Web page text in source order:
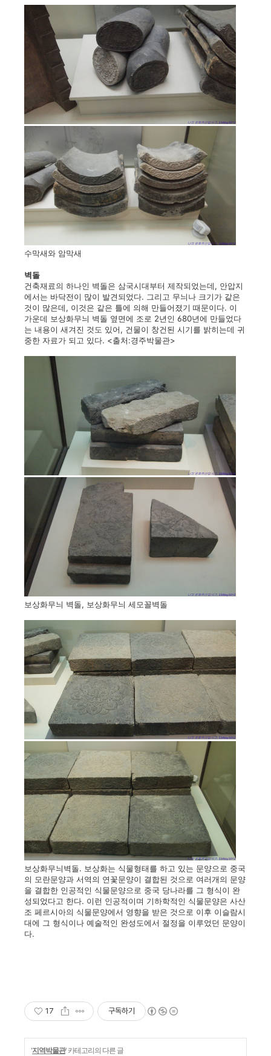
수막새와 암막새
벽돌
건축재료의 하나인 벽돌은 삼국시대부터 제작되었는데, 안압지
에서는 바닥전이 많이 발견되었다. 그리고 무늬나 크기가 같은
것이 많은데, 이것은 같은 틀에 의해 만들어졌기 때문이다. 이
가운데 보상화무늬 벽돌 옆면에 조로 2년인 680년에 만들었다
는 내용이 새겨진 것도 있어, 건물이 창건된 시기를 밝히는데 귀
중한 자료가 되고 있다. <출처:경주박물관>
보상화무늬 벽돌, 보상화무늬 세모꼴벽돌
보상화무늬벽돌. 보상화는 식물형태를 하고 있는 문양으로 중국
의 모란문양과 서역의 연꽃문양이 결합된 것으로 여러개의 문양
을 결합한 인공적인 식물문양으로 중국 당나라를 그 형식이 완
성되었다고 한다. 이런 인공적이며 기하학적인 식물문양은 사산
조 페르시아의 식물문양에서 영향을 받은 것으로 이후 이슬람시
대에 그 형식이나 예술적인 완성도에서 절정을 이루었던 문양이
다.
17 구독하기
'지역박물관' 카테고리의 다른 글